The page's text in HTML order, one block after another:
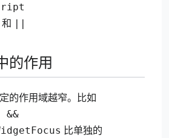
和 ||
的作用
的作用域越窄。比如
&&
比单独的